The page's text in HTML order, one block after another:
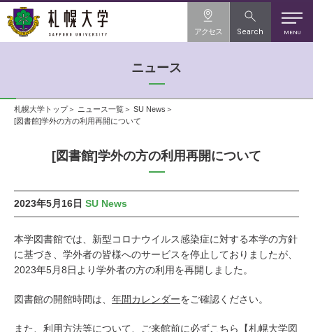
MENU
アクセス Search
ニュース
札幌大学トップ ニュース一覧
SU News
[図書館]学外の方の利用再開について
[図書館]学外の方の利用再開について
2023年5月16日 SU News
本学図書館では、新型コロナウイルス感染症に対する本学の方針
に基づき、学外者の皆様へのサービスを停止しておりましたが、
2023年5月8日より学外者の方の利用を再開しました。
図書館の開館時間は、 年間カレンダーをご確認ください。
また、利用方法等について、ご来館前に必ずこちら【札幌大学図